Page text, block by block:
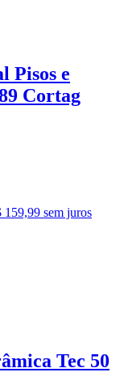
Pisos e
Cortag
159,99 sem juros
Tec 50